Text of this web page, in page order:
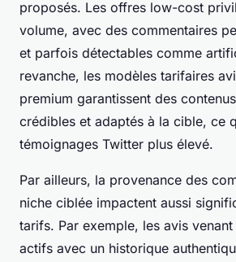
proposés. Les offres low-cost
volume, avec des commentaires
et parfois détectables comme
revanche, les modèles tarifaires
premium garantissent des
crédibles et adaptés à la cible, ce
témoignages Twitter plus élevé.
Par ailleurs, la provenance des
niche ciblée impactent aussi
tarifs. Par exemple, les avis
actifs avec un historique